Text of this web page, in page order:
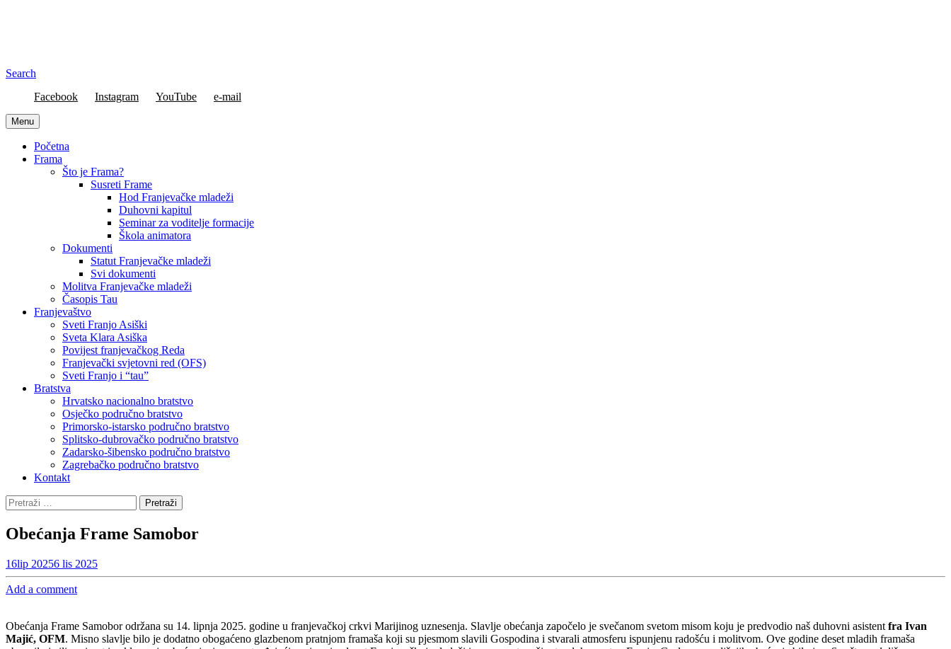
Search
Facebook
Instagram YouTube e-mail
Menu
Početna
Frama
Što je Frama?
Susreti Frame
Hod Franjevačke mladeži
Duhovni kapitul
Seminar za voditelje formacije
Škola animatora
Dokumenti
Statut Franjevačke mladeži
Svi dokumenti
Molitva Franjevačke mladeži
Časopis Tau
Franjevaštvo
Sveti Franjo Asiški
Sveta Klara Asiška
Povijest franjevačkog Reda
Franjevački svjetovni red (OFS)
Sveti Franjo i “tau”
Bratstva
Hrvatsko nacionalno bratstvo
Osječko područno bratstvo
Primorsko-istarsko područno bratstvo
Splitsko-dubrovačko područno bratstvo
Zadarsko-šibensko područno bratstvo
Zagrebačko područno bratstvo
Kontakt
Pretraži:
Obećanja Frame Samobor
16lip 20256 lis 2025
Add a comment
Obećanja Frame Samobor održana su 14. lipnja 2025. godine u franjevačkoj crkvi Marijinog uznesenja. Slavlje obećanja započelo je svečanom svetom misom koju je predvodio naš duhovni asistent fra Ivan
Majić, OFM. Misno slavlje bilo je dodatno obogaćeno glazbenom pratnjom framaša koji su pjesmom slavili Gospodina i stvarali atmosferu ispunjenu radošću i molitvom. Ove godine deset mladih framaša